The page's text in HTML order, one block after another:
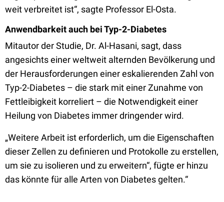
weit verbreitet ist“, sagte Professor El-Osta.
Anwendbarkeit auch bei Typ-2-Diabetes
Mitautor der Studie, Dr. Al-Hasani, sagt, dass
angesichts einer weltweit alternden Bevölkerung und
der Herausforderungen einer eskalierenden Zahl von
Typ-2-Diabetes – die stark mit einer Zunahme von
Fettleibigkeit korreliert – die Notwendigkeit einer
Heilung von Diabetes immer dringender wird.
„Weitere Arbeit ist erforderlich, um die Eigenschaften
dieser Zellen zu definieren und Protokolle zu erstellen,
um sie zu isolieren und zu erweitern“, fügte er hinzu
das könnte für alle Arten von Diabetes gelten.“